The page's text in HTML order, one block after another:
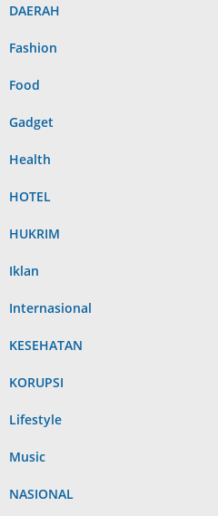
DAERAH
Fashion
Food
Gadget
Health
HOTEL
HUKRIM
Iklan
Internasional
KESEHATAN
KORUPSI
Lifestyle
Music
NASIONAL